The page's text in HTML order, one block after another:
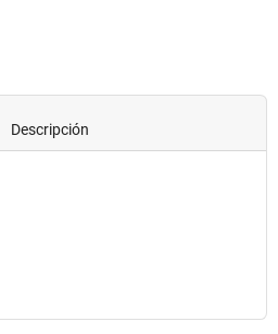
Descripción